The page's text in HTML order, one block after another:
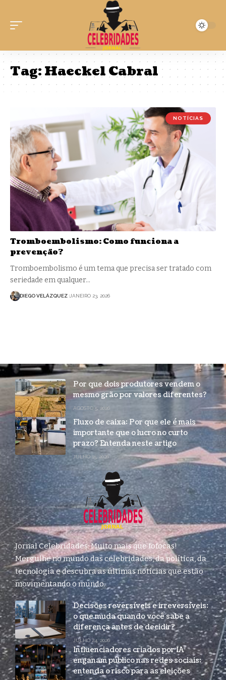
Tag:Haeckel Cabral
NOTÍCIAS
Tromboembolismo: Como funciona a
prevenção?
Tromboembolismo é um tema que precisa ser tratado com
seriedade em qualquer…
DIEGO VELÁZQUEZ JANEIRO 23, 2026
Por que dois produtores vendem o
mesmo grão por valores diferentes?
AGOSTO 5, 2026
Fluxo de caixa: Por que ele é mais
importante que o lucro no curto
prazo? Entenda neste artigo
JULHO 15, 2026
Jornal Celebridades: Muito mais que fofocas!
Mergulhe no mundo das celebridades, da política, da
tecnologia e descubra as últimas notícias que estão
movimentando o mundo.
Decisões reversíveis e irreversíveis:
o que muda quando você sabe a
diferença antes de decidir?
JULHO 24, 2026
Influenciadores criados por IA
enganam público nas redes sociais:
entenda o risco para as eleições